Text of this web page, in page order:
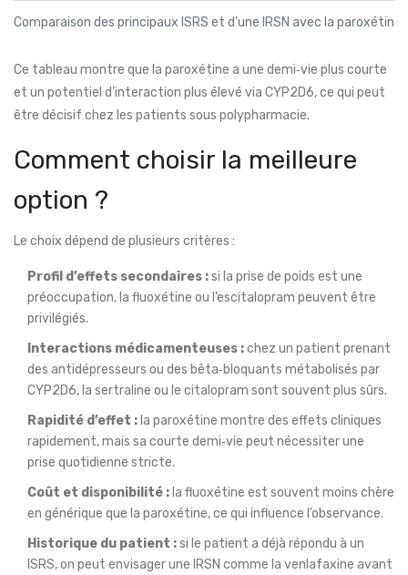
Comparaison des principaux ISRS et d’une IRSN avec la paroxétine
Ce tableau montre que la paroxétine a une demi‑vie plus courte
et un potentiel d’interaction plus élevé via CYP2D6, ce qui peut
être décisif chez les patients sous polypharmacie.
Comment choisir la meilleure
option ?
Le choix dépend de plusieurs critères :
Profil d’effets secondaires :si la prise de poids est une
préoccupation, la fluoxétine ou l’escitalopram peuvent être
privilégiés.
Interactions médicamenteuses :chez un patient prenant
des antidépresseurs ou des bêta‑bloquants métabolisés par
CYP2D6, la sertraline ou le citalopram sont souvent plus sûrs.
Rapidité d’effet : la paroxétine montre des effets cliniques
rapidement, mais sa courte demi‑vie peut nécessiter une
prise quotidienne stricte.
Coût et disponibilité : la fluoxétine est souvent moins chère
en générique que la paroxétine, ce qui influence l’observance.
Historique du patient :si le patient a déjà répondu à un
ISRS, on peut envisager une IRSN comme la venlafaxine avant